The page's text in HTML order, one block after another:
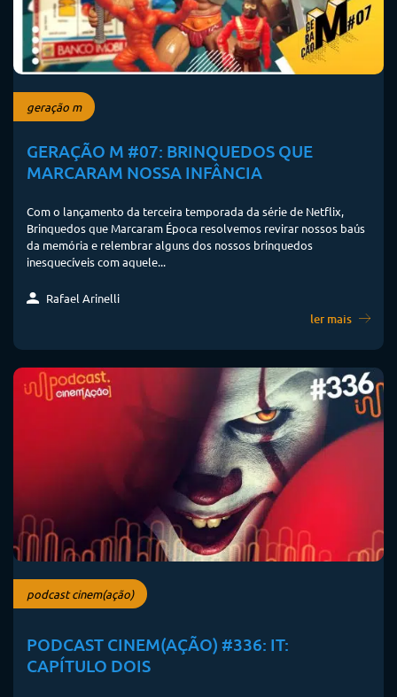
geração m
GERAÇÃO M #07: BRINQUEDOS QUE
MARCARAM NOSSA INFÂNCIA
Com o lançamento da terceira temporada da série de Netflix,
Brinquedos que Marcaram Época resolvemos revirar nossos baús
da memória e relembrar alguns dos nossos brinquedos
inesquecíveis com aquele...
Rafael Arinelli
ler mais
podcast cinem(ação)
PODCAST CINEM(AÇÃO) #336: IT:
CAPÍTULO DOIS